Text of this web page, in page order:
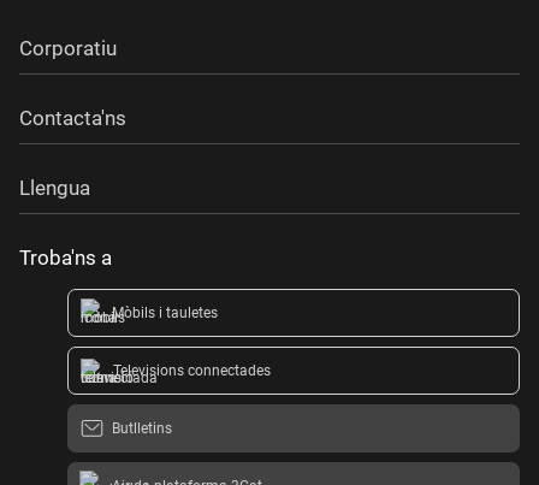
Corporatiu
Contacta'ns
Llengua
Troba'ns a
Mòbils i tauletes
Televisions connectades
Butlletins